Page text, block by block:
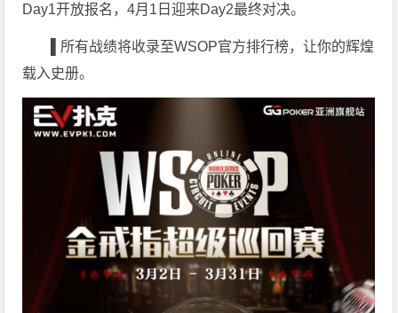
Day1开放报名，4月1日迎来Day2最终对决。
所有战绩将收录至WSOP官方排行榜，让你的辉煌
载入史册。